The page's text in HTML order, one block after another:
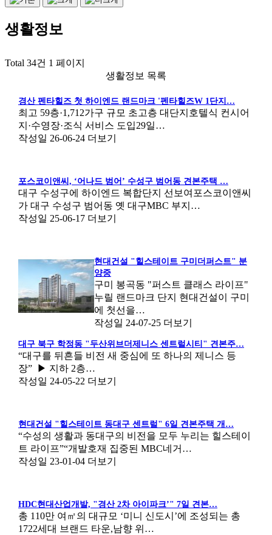
생활정보
Total 34건 1 페이지
생활정보 목록
경산 펜타힐즈 첫 하이엔드 랜드마크 '펜타힐즈W 1단지…
최고 59층·1,712가구 규모 초고층 대단지호텔식 컨시어
지·수영장·조식 서비스 도입29일…
작성일 26-06-24 더보기
포스코이앤씨, ‘어나드 범어’ 수성구 범어동 견본주택 …
대구 수성구에 하이엔드 복합단지 선보여포스코이앤씨
가 대구 수성구 범어동 옛 대구MBC 부지…
작성일 25-06-17 더보기
현대건설 "힐스테이트 구미더퍼스트" 분
양중
구미 봉곡동 "퍼스트 클래스 라이프"
누릴 랜드마크 단지 현대건설이 구미
에 첫선을…
작성일 24-07-25 더보기
대구 북구 학정동 "두산위브더제니스 센트럴시티" 견본주…
“대구를 뒤흔들 비전 새 중심에 또 하나의 제니스 등
장” ▶ 지하 2층…
작성일 24-05-22 더보기
현대건설 "힐스테이트 동대구 센트럴" 6일 견본주택 개…
“수성의 생활과 동대구의 비전을 모두 누리는 힐스테이
트 라이프”“개발호재 집중된 MBC네거…
작성일 23-01-04 더보기
HDC현대산업개발, "경산 2차 아이파크’" 7일 견본…
총 110만 여㎡의 대규모 ‘미니 신도시’에 조성되는 총
1722세대 브랜드 타운,남향 위…